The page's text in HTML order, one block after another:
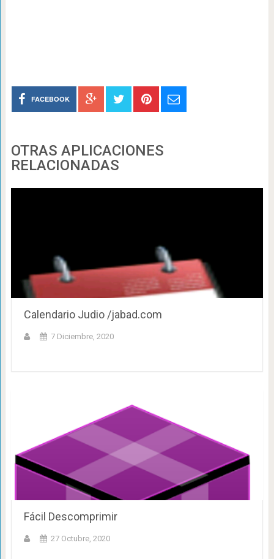
FACEBOOK
OTRAS APLICACIONES
RELACIONADAS
Calendario Judio /jabad.com
7 Diciembre, 2020
Fácil Descomprimir
27 Octubre, 2020